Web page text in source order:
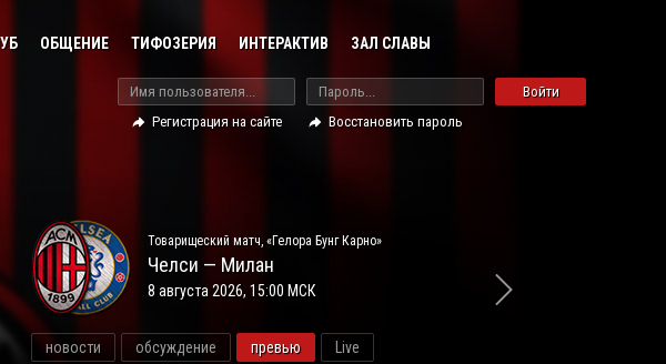
ОБЩЕНИЕ ТИФОЗЕРИЯ ИНТЕРАКТИВ ЗАЛ СЛАВЫ
Войти
Регистрация на сайте
Восстановить пароль
Товарищеский матч, «Гелора Бунг Карно»
Челси — Милан
8 августа 2026, 15:00 МСК
новости обсуждение превью Live